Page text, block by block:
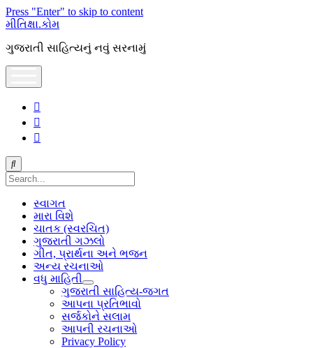
Press "Enter" to skip to content
મીતિક્ષા.કોમ
ગુજરાતી સાહિત્યનું નવું સરનામું
Search
સ્વાગત
મારા વિશે
ચાતક (સ્વરચિત)
ગુજરાતી ગઝલો
ગીત, પ્રાર્થના અને ભજન
અન્ય રચનાઓ
વધુ માહિતી
open
dropdown
menu
ગુજરાતી સાહિત્ય-જગત
આપના પ્રતિભાવો
સર્જકોને સલામ
આપની રચનાઓ
Privacy Policy